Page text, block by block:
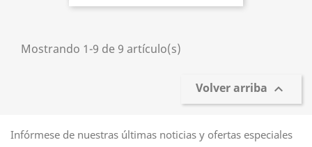
Mostrando 1-9 de 9 artículo(s)
Volver arriba 
Infórmese de nuestras últimas noticias y ofertas especiales